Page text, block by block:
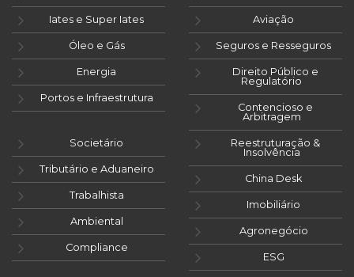
Iates e Super Iates
Óleo e Gás
Energia
Portos e Infraestrutura
Aviação
Seguros e Resseguros
Direito Público e
Regulatório
Contencioso e
Arbitragem
Societário
Tributário e Aduaneiro
Trabalhista
Ambiental
Compliance
Reestruturação &
Insolvência
China Desk
Imobiliário
Agronegócio
ESG